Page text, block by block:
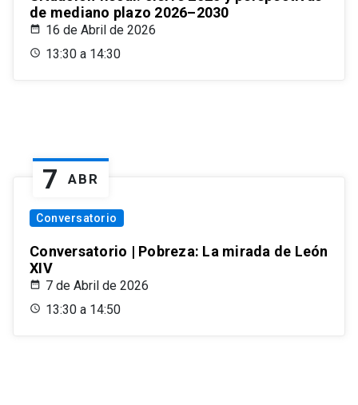
de mediano plazo 2026–2030
16 de Abril de 2026
13:30 a 14:30
7 ABR
Conversatorio
Conversatorio | Pobreza: La mirada de León
XIV
7 de Abril de 2026
13:30 a 14:50